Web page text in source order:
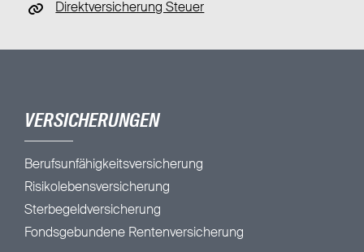
Direktversicherung Steuer
VERSICHERUNGEN
Berufsunfähigkeitsversicherung
Risikolebensversicherung
Sterbegeldversicherung
Fondsgebundene Rentenversicherung